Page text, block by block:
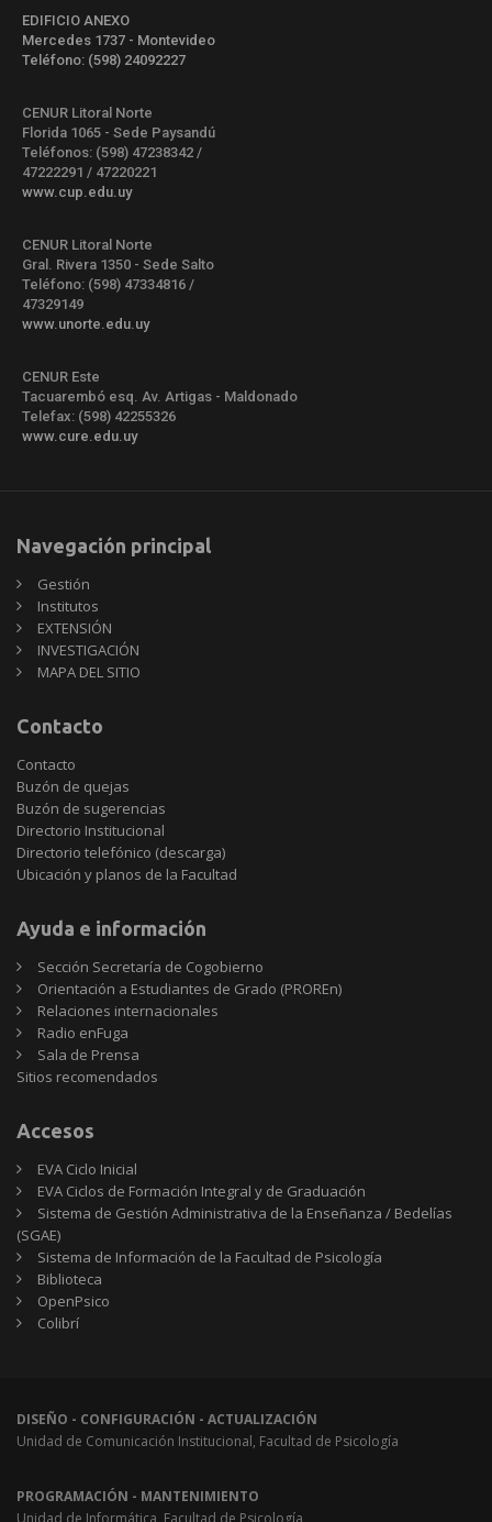
EDIFICIO ANEXO
Mercedes 1737 - Montevideo
Teléfono: (598) 24092227
CENUR Litoral Norte
Florida 1065 - Sede Paysandú
Teléfonos: (598) 47238342 /
47222291 / 47220221
www.cup.edu.uy
CENUR Litoral Norte
Gral. Rivera 1350 - Sede Salto
Teléfono: (598) 47334816 /
47329149
www.unorte.edu.uy
CENUR Este
Tacuarembó esq. Av. Artigas - Maldonado
Telefax: (598) 42255326
www.cure.edu.uy
Navegación principal
Gestión
Institutos
EXTENSIÓN
INVESTIGACIÓN
MAPA DEL SITIO
Contacto
Contacto
Buzón de quejas
Buzón de sugerencias
Directorio Institucional
Directorio telefónico (descarga)
Ubicación y planos de la Facultad
Ayuda e información
Sección Secretaría de Cogobierno
Orientación a Estudiantes de Grado (PROREn)
Relaciones internacionales
Radio enFuga
Sala de Prensa
Sitios
Sitios recomendados
Accesos
EVA Ciclo Inicial
EVA Ciclos de Formación Integral y de Graduación
Sistema de Gestión Administrativa de la Enseñanza / Bedelías
(SGAE)
Sistema de Información de la Facultad de Psicología
Biblioteca
OpenPsico
Colibrí
DISEÑO - CONFIGURACIÓN - ACTUALIZACIÓN
Unidad de Comunicación Institucional, Facultad de Psicología
PROGRAMACIÓN - MANTENIMIENTO
Unidad de Informática, Facultad de Psicología